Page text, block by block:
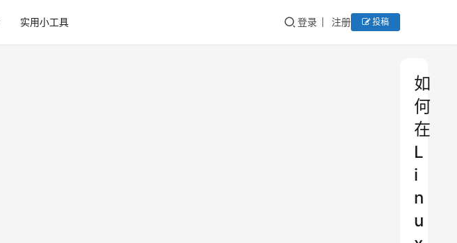
实用小工具 登录 注册 投稿
如
何
在
L
i
n
u